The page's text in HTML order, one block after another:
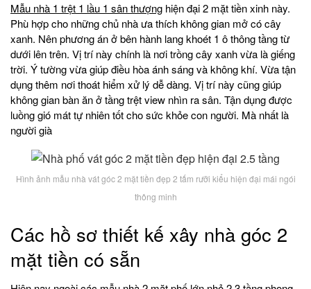
Mẫu nhà 1 trệt 1 lầu 1 sân thượng hiện đại 2 mặt tiền xinh này.
Phù hợp cho những chủ nhà ưa thích không gian mở có cây
xanh. Nên phương án ở bên hành lang khoét 1 ô thông tầng từ
dưới lên trên. Vị trí này chính là nơi trồng cây xanh vừa là giếng
trời. Ý tường vừa giúp điều hòa ánh sáng và không khí. Vừa tận
dụng thêm nơi thoát hiểm xử lý dễ dàng. Vị trí này cũng giúp
không gian bàn ăn ở tầng trệt view nhìn ra sân. Tận dụng được
luồng gió mát tự nhiên tốt cho sức khỏe con người. Mà nhất là
người già
Hình ảnh mẫu nhà vát góc 2 mặt tiền đẹp 2 tấm rưỡi kiểu hiện đại mái ngói
thông minh
Các hồ sơ thiết kế xây nhà góc 2
mặt tiền có sẵn